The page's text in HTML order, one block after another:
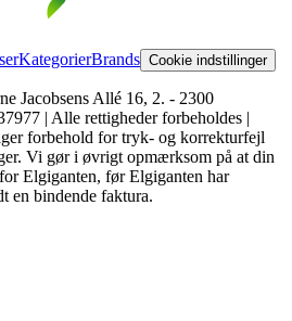
KategorierBrands Cookie indstillinger
Jacobsens Allé 16, 2. - 2300
| Alle rettigheder forbeholdes |
forbehold for tryk- og korrekturfejl
Vi gør i øvrigt opmærksom på at din
Elgiganten, før Elgiganten har
en bindende faktura.